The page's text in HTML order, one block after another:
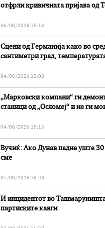
отфрли кривичната пријава од
06/08/2026 15:13
Сцени од Германија како во
сантиметри град,
04/08/2026 13:08
„Марковски компани“ ги
станици од „Осломеј“ и не ги
04/08/2026 15:15
Вучиќ: Ако Дунав падне уште
сме
01/08/2026 16:28
И инцидентот во Ташмаруништa
партиските кавги